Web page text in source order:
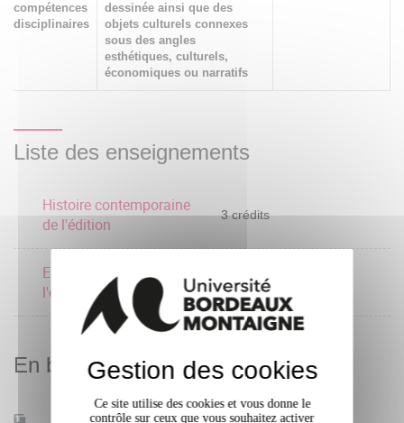
compétences
disciplinaires
dessinée ainsi que des
objets culturels connexes
sous des angles
esthétiques, culturels,
économiques ou narratifs
Liste des enseignements
Histoire contemporaine
de l'édition
3 crédits
Enjeux contemporains de
l'édition
2 crédits
En bref Gestion des cookies
Ce site utilise des cookies et vous donne le
contrôle sur ceux que vous souhaitez activer